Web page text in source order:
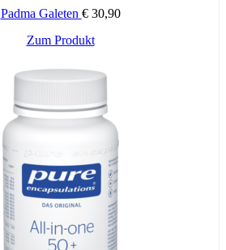
Padma Galeten €30,90
Zum Produkt